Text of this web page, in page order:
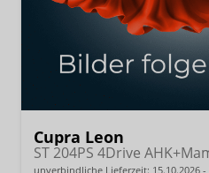
Cupra Leon
unverbindliche Lieferzeit: 15.10.2026